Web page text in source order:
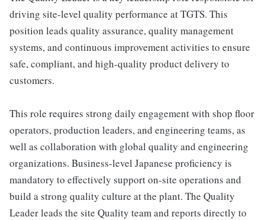
driving site-level quality performance at TGTS. This
position leads quality assurance, quality management
systems, and continuous improvement activities to ensure
safe, compliant, and high-quality product delivery to
customers.
This role requires strong daily engagement with shop floor
operators, production leaders, and engineering teams, as
well as collaboration with global quality and engineering
organizations. Business-level Japanese proficiency is
mandatory to effectively support on-site operations and
build a strong quality culture at the plant. The Quality
Leader leads the site Quality team and reports directly to